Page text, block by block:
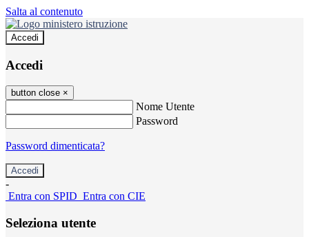
Salta al contenuto
Accedi
Accedi
button close ×
Nome Utente
Password
Password dimenticata?
-
Entra con SPID Entra con CIE
Seleziona utente